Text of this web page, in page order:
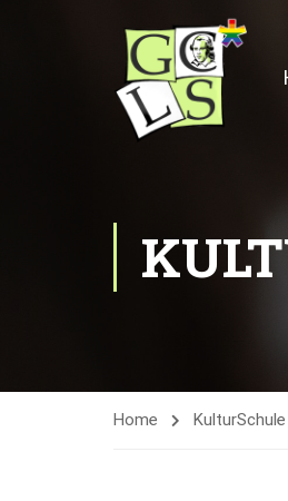
Home KulturSchule